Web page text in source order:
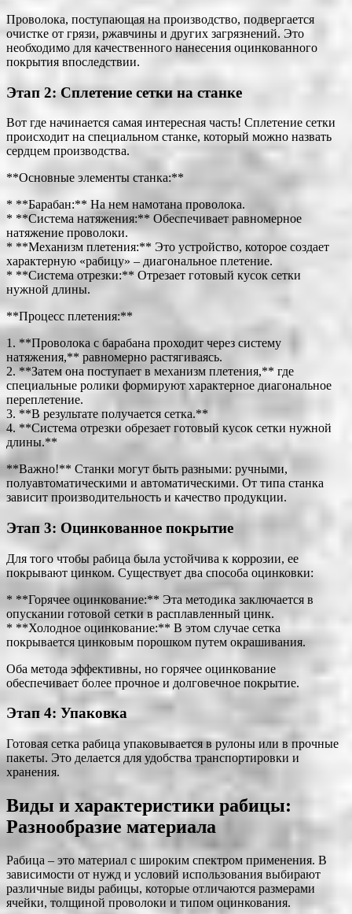
Проволока, поступающая на производство, подвергается
очистке от грязи, ржавчины и других загрязнений. Это
необходимо для качественного нанесения оцинкованного
покрытия впоследствии.
Этап 2: Сплетение сетки на станке
Вот где начинается самая интересная часть! Сплетение сетки
происходит на специальном станке, который можно назвать
сердцем производства.
**Основные элементы станка:**
* **Барабан:** На нем намотана проволока.
* **Система натяжения:** Обеспечивает равномерное
натяжение проволоки.
* **Механизм плетения:** Это устройство, которое создает
характерную «рабицу» – диагональное плетение.
* **Система отрезки:** Отрезает готовый кусок сетки
нужной длины.
**Процесс плетения:**
1. **Проволока с барабана проходит через систему
натяжения,** равномерно растягиваясь.
2. **Затем она поступает в механизм плетения,** где
специальные ролики формируют характерное диагональное
переплетение.
3. **В результате получается сетка.**
4. **Система отрезки обрезает готовый кусок сетки нужной
длины.**
**Важно!** Станки могут быть разными: ручными,
полуавтоматическими и автоматическими. От типа станка
зависит производительность и качество продукции.
Этап 3: Оцинкованное покрытие
Для того чтобы рабица была устойчива к коррозии, ее
покрывают цинком. Существует два способа оцинковки:
* **Горячее оцинкование:** Эта методика заключается в
опускании готовой сетки в расплавленный цинк.
* **Холодное оцинкование:** В этом случае сетка
покрывается цинковым порошком путем окрашивания.
Оба метода эффективны, но горячее оцинкование
обеспечивает более прочное и долговечное покрытие.
Этап 4: Упаковка
Готовая сетка рабица упаковывается в рулоны или в прочные
пакеты. Это делается для удобства транспортировки и
хранения.
Виды и характеристики рабицы:
Разнообразие материала
Рабица – это материал с широким спектром применения. В
зависимости от нужд и условий использования выбирают
различные виды рабицы, которые отличаются размерами
ячейки, толщиной проволоки и типом оцинкования.